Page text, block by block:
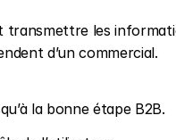
les
d’un commercial.
la bonne étape B2B.